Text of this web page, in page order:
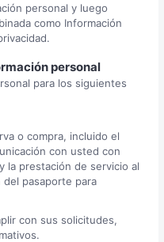
personal y luego
como Información
personal
para los siguientes
o compra, incluido el
con usted con
la prestación de servicio al
pasaporte para
con sus solicitudes,